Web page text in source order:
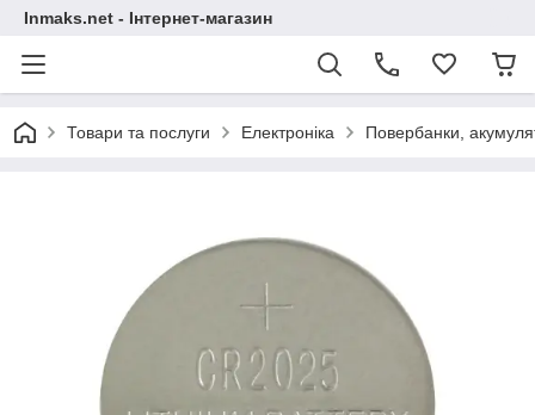
Inmaks.net - Інтернет-магазин
Товари та послуги Електроніка Повербанки,